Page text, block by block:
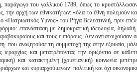
παράγωγο του γαλλικού 1789, όπως το κρυστάλλωσαν
την αρχή των εθνικοτήτων: «όλα τα έθνη πολεμούν
«Πατριωτικός Υμνος» του Ρήγα Βελεστινλή, πριν
επανάσταση με δημοκρατική ιδεολογία, δηλαδή
και τους εμπόρους. Δεν αντιστοιχούσαν
που αναζητούσε τη συμμετοχή της στην εξουσία,
ιεραρχίας και μετατρέποντας την οριζόντια σε
και κατακτημένη (χριστιανική) κοινωνία
και κυριαρχούμενων· πολιτική και όχι